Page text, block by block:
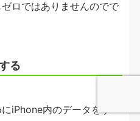
ロではありませんのでで
る
iPhone内のデータをすべ